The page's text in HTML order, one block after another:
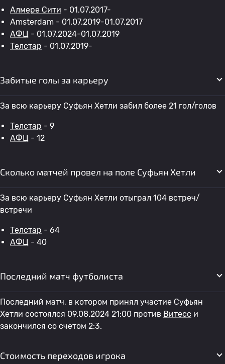
Алмере Сити - 01.07.2017-
Amsterdam - 01.07.2019-01.07.2017
АФЦ - 01.07.2024-01.07.2019
Телстар - 01.07.2019-
Забитые голы за карьеру
За всю карьеру Суфьян Хетли забил более 21 гол/голов
Телстар - 9
АФЦ - 12
Сколько матчей провел на поле Суфьян Хетли
За всю карьеру Суфьян Хетли отыграл 104 встреч/
встречи
Телстар - 64
АФЦ - 40
Последний матч футболиста
Последний матч, в котором принял участие Суфьян
Хетли состоялся 09.08.2024 21:00 против Витесс и
закончился со счетом 2:3.
Стоимость переходов игрока